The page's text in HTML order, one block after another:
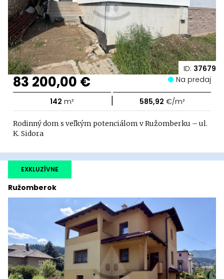
ID: 37679
83 200,00 € Na predaj
142 m² | 585,92 €/m²
Rodinný dom s veľkým potenciálom v Ružomberku – ul.
K. Sidora
Ružomberok
EXKLUZÍVNE